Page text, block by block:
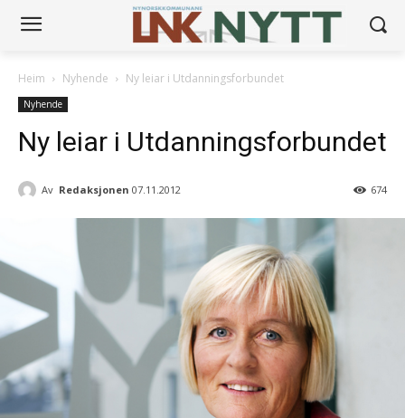
Heim Nyhende Ny leiar i Utdanningsforbundet
Nyhende
Ny leiar i Utdanningsforbundet
Av Redaksjonen 07.11.2012 674